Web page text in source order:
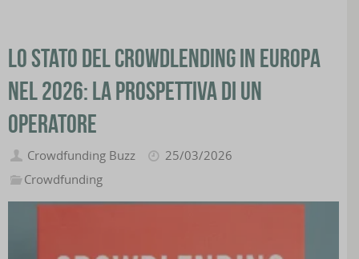
Lo stato del crowdlending in Europa
nel 2026: la prospettiva di un
operatore
Crowdfunding Buzz
25/03/2026
Crowdfunding